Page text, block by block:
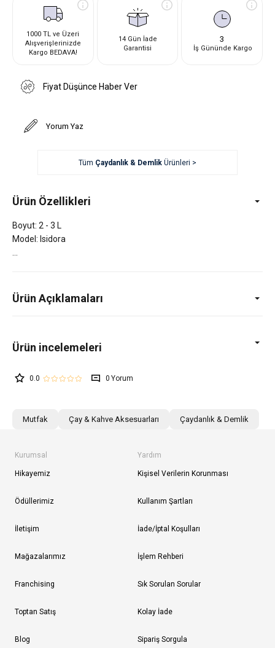
1000 TL ve Üzeri
Alışverişlerinizde
Kargo BEDAVA!
14 Gün İade
Garantisi
3
İş Gününde Kargo
Fiyat Düşünce Haber Ver
Yorum Yaz
Tüm Çaydanlık & DemlikÜrünleri >
Ürün Özellikleri
Boyut: 2 - 3 L
Model: Isidora
Ürün Açıklamaları
0.0 0
Mutfak Çay & Kahve Aksesuarları Çaydanlık & Demlik
Kurumsal
Hikayemiz
Ödüllerimiz
İletişim
Mağazalarımız
Franchising
Toptan Satış
Blog
Yardım
Kişisel Verilerin Korunması
Kullanım Şartları
İade/İptal Koşulları
İşlem Rehberi
Sık Sorulan Sorular
Kolay İade
Sipariş Sorgula